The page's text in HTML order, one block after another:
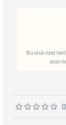
Bu ürün özel
ürün